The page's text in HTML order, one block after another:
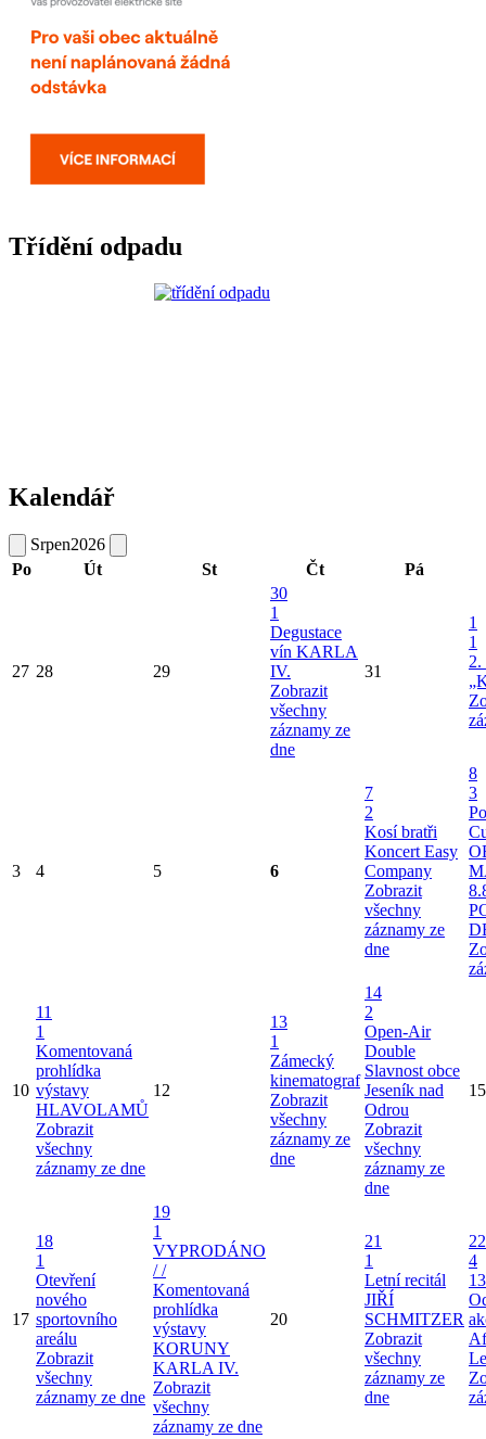
Třídění odpadu
Kalendář
Srpen2026
Po
Út St Čt Pá
27 28 29
30
1
Degustace
vín KARLA
IV.
Zobrazit
všechny
záznamy ze
dne
31
1
1
2.
3 4 5 6
7
2
Kosí bratři
Koncert Easy
Company
Zobrazit
všechny
záznamy ze
dne
8
3
10
11
1
Komentovaná
prohlídka
výstavy
HLAVOLAMŮ
Zobrazit
všechny
záznamy ze dne
12
13
1
Zámecký
kinematograf
Zobrazit
všechny
záznamy ze
dne
14
2
Open-Air
Double
Slavnost obce
Jeseník nad
Odrou
Zobrazit
všechny
záznamy ze
dne
15
17
18
1
Otevření
nového
sportovního
areálu
Zobrazit
všechny
záznamy ze dne
19
1
VYPRODÁNO
/ /
Komentovaná
prohlídka
výstavy
KORUNY
KARLA IV.
Zobrazit
všechny
záznamy ze dne
20
21
1
Letní recitál
JIŘÍ
SCHMITZER
Zobrazit
všechny
záznamy ze
dne
22
4